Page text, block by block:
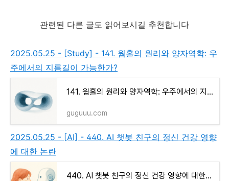
관련된 다른 글도 읽어보시길 추천합니다
2025.05.25 - [Study] - 141. 웜홀의 원리와 양자역학: 우
주에서의 지름길이 가능한가?
141. 웜홀의 원리와 양자역학: 우주에서의 지름길이 가능한가?
guguuu.com
2025.05.25 - [AI] - 440. AI 챗봇 친구의 정신 건강 영향
에 대한 논란
440. AI 챗봇 친구의 정신 건강 영향에 대한 논란